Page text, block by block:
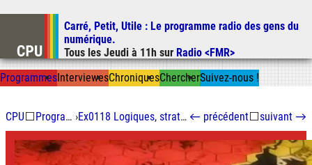
Aller au contenu
Aller à la recherche
Carré, Petit, Utile : Le programme radio des gens du
numérique.
Tous les Jeudi à 11h sur Radio <FMR>
ProgrammesInterviewesChroniquesChercherSuivez-nous !
CPU⬜ Programmes › Ex0118 Logiques, stratégies et jeux ← précédent⬜suivant →